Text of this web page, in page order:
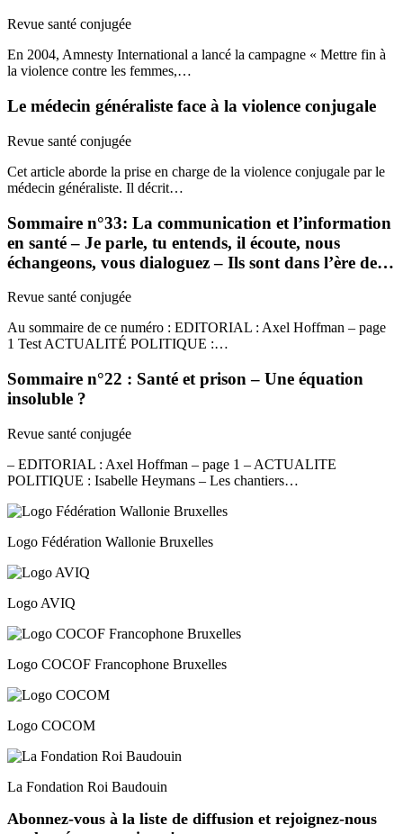
Revue santé conjugée
En 2004, Amnesty International a lancé la campagne « Mettre fin à
la violence contre les femmes,…
Le médecin généraliste face à la violence conjugale
Revue santé conjugée
Cet article aborde la prise en charge de la violence conjugale par le
médecin généraliste. Il décrit…
Sommaire n°33: La communication et l’information
en santé – Je parle, tu entends, il écoute, nous
échangeons, vous dialoguez – Ils sont dans l’ère de…
Revue santé conjugée
Au sommaire de ce numéro : EDITORIAL : Axel Hoffman – page
1 Test ACTUALITÉ POLITIQUE :…
Sommaire n°22 : Santé et prison – Une équation
insoluble ?
Revue santé conjugée
– EDITORIAL : Axel Hoffman – page 1 – ACTUALITE
POLITIQUE : Isabelle Heymans – Les chantiers…
Logo Fédération Wallonie Bruxelles
Logo AVIQ
Logo COCOF Francophone Bruxelles
Logo COCOM
La Fondation Roi Baudouin
Abonnez-vous à la liste de diffusion et rejoignez-nous